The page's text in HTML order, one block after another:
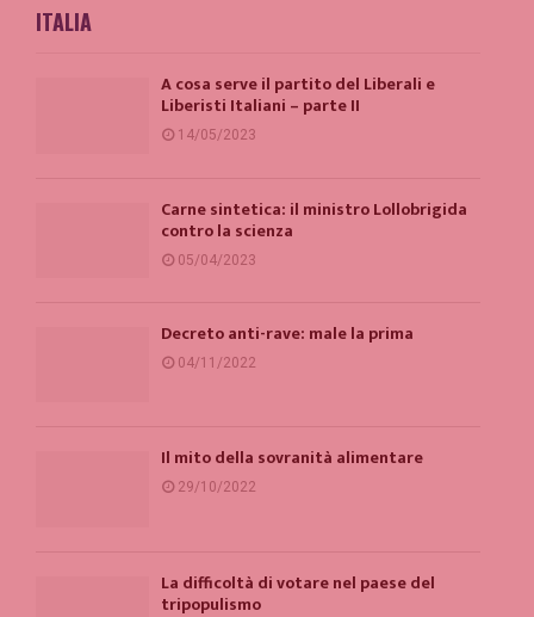
ITALIA
A cosa serve il partito del Liberali e
Liberisti Italiani – parte II
14/05/2023
Carne sintetica: il ministro Lollobrigida
contro la scienza
05/04/2023
Decreto anti-rave: male la prima
04/11/2022
Il mito della sovranità alimentare
29/10/2022
La difficoltà di votare nel paese del
tripopulismo